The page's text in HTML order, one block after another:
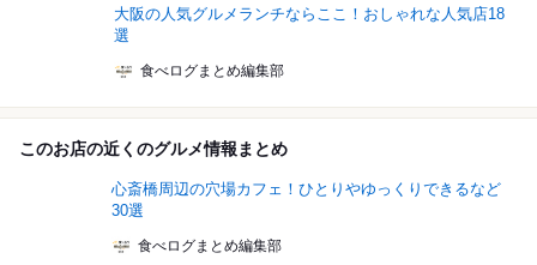
大阪の人気グルメランチならここ！おしゃれな人気店18
選
食べログまとめ編集部
このお店の近くのグルメ情報まとめ
心斎橋周辺の穴場カフェ！ひとりやゆっくりできるなど
30選
食べログまとめ編集部